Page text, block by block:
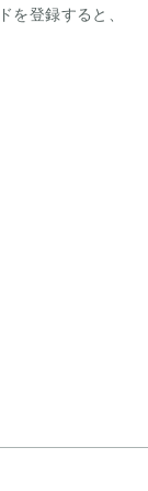
を登録すると、